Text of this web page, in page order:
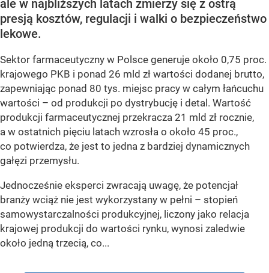
ale w najbliższych latach zmierzy się z ostrą
presją kosztów, regulacji i walki o bezpieczeństwo
lekowe.
Sektor farmaceutyczny w Polsce generuje około 0,75 proc.
krajowego PKB i ponad 26 mld zł wartości dodanej brutto,
zapewniając ponad 80 tys. miejsc pracy w całym łańcuchu
wartości – od produkcji po dystrybucję i detal. Wartość
produkcji farmaceutycznej przekracza 21 mld zł rocznie,
a w ostatnich pięciu latach wzrosła o około 45 proc.,
co potwierdza, że jest to jedna z bardziej dynamicznych
gałęzi przemysłu.
Jednocześnie eksperci zwracają uwagę, że potencjał
branży wciąż nie jest wykorzystany w pełni – stopień
samowystarczalności produkcyjnej, liczony jako relacja
krajowej produkcji do wartości rynku, wynosi zaledwie
około jedną trzecią, co...